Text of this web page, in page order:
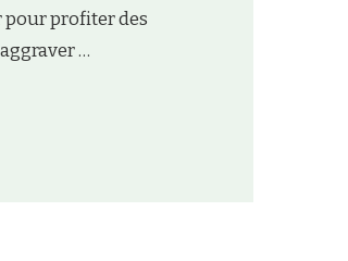
grands avantages. Depuis le très relaxant